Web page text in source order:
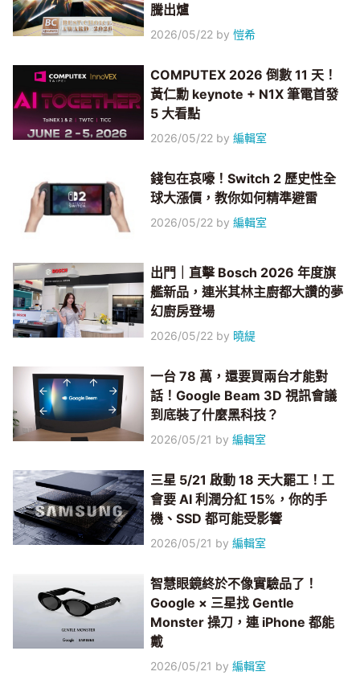
騰出爐
2026/05/22 by愷希
COMPUTEX 2026 倒數 11 天！
黃仁勳 keynote + N1X 筆電首發
5 大看點
2026/05/22 by編輯室
錢包在哀嚎！Switch 2 歷史性全
球大漲價，教你如何精準避雷
2026/05/22 by編輯室
出門｜直擊 Bosch 2026 年度旗
艦新品，連米其林主廚都大讚的夢
幻廚房登場
2026/05/22 by 曉緹
一台 78 萬，還要買兩台才能對
話！Google Beam 3D 視訊會議
到底裝了什麼黑科技？
2026/05/21 by編輯室
三星 5/21 啟動 18 天大罷工！工
會要 AI 利潤分紅 15%，你的手
機、SSD 都可能受影響
2026/05/21 by編輯室
智慧眼鏡終於不像實驗品了！
Google × 三星找 Gentle
Monster 操刀，連 iPhone 都能
戴
2026/05/21 by編輯室